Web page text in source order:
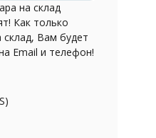
на склад
Как только
Вам будет
Email и телефон!